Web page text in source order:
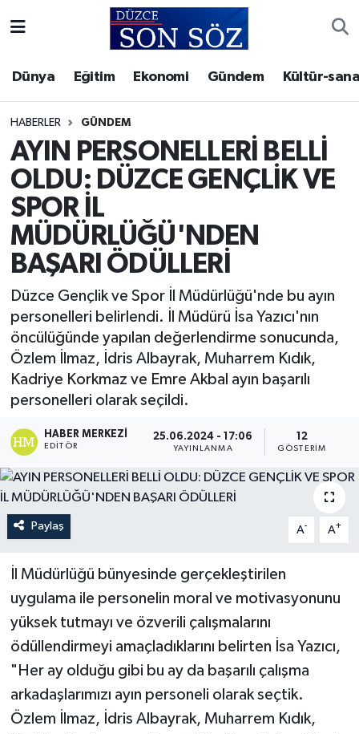
Dünya Eğitim Ekonomi Gündem Kültür-
HABERLER GÜNDEM
AYIN PERSONELLERİ BELLİ
OLDU: DÜZCE GENÇLİK VE
SPOR İL
MÜDÜRLÜĞÜ'NDEN
BAŞARI ÖDÜLLERİ
Düzce Gençlik ve Spor İl Müdürlüğü'nde bu ayın
personelleri belirlendi. İl Müdürü İsa Yazıcı'nın
öncülüğünde yapılan değerlendirme sonucunda,
Özlem İlmaz, İdris Albayrak, Muharrem Kıdık,
Kadriye Korkmaz ve Emre Akbal ayın başarılı
personelleri olarak seçildi.
HABER MERKEZI
EDITÖR
25.06.2024 - 17:06
YAYINLANMA
12
GÖSTERIM
Paylaş A- A+
İl Müdürlüğü bünyesinde gerçekleştirilen
uygulama ile personelin moral ve motivasyonunu
yüksek tutmayı ve özverili çalışmalarını
ödüllendirmeyi amaçladıklarını belirten İsa Yazıcı,
"Her ay olduğu gibi bu ay da başarılı çalışma
arkadaşlarımızı ayın personeli olarak seçtik.
Özlem İlmaz, İdris Albayrak, Muharrem Kıdık,
Gizlilik Sözleşmesi
İletişim
Künye
Video Galeri
Akçakoca Hava Durumu
Akçakoca Trafik Yoğunluk Haritası
Süper Lig Puan Durumu ve Fikstür
Tüm Manşetler
Son Dakika Haberleri
Haber Arşivi